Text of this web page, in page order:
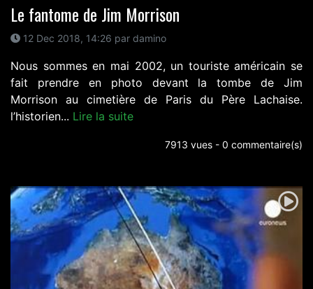
Le fantome de Jim Morrison
12 Dec 2018, 14:26 par damino
Nous sommes en mai 2002, un touriste américain se
fait prendre en photo devant la tombe de Jim
Morrison au cimetière de Paris du Père Lachaise.
l’historien... Lire la suite
7913 vues - 0 commentaire(s)